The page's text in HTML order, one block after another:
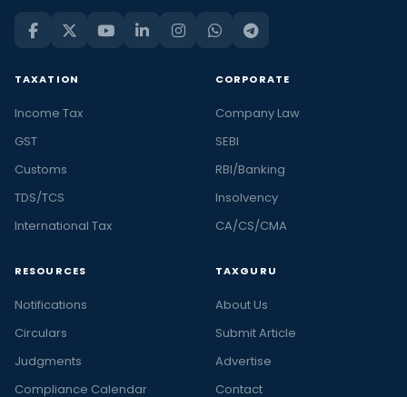
TAXATION
Income Tax
GST
Customs
TDS/TCS
International Tax
CORPORATE
Company Law
SEBI
RBI/Banking
Insolvency
CA/CS/CMA
RESOURCES
Notifications
Circulars
Judgments
Compliance Calendar
TAXGURU
About Us
Submit Article
Advertise
Contact